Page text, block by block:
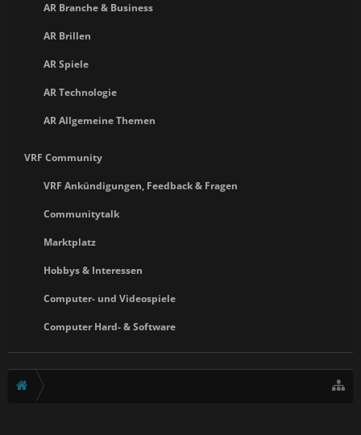
AR Branche & Business
AR Brillen
AR Spiele
AR Technologie
AR Allgemeine Themen
VRF Community
VRF Ankündigungen, Feedback & Fragen
Communitytalk
Marktplatz
Hobbys & Interessen
Computer- und Videospiele
Computer Hard- & Software